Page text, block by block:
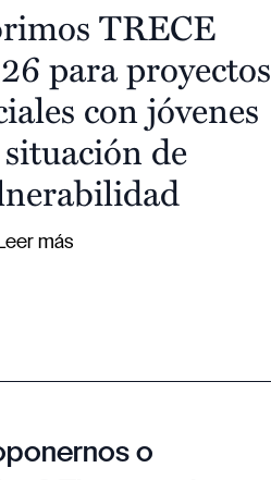
TRECE
para proyectos
con jóvenes
de
o